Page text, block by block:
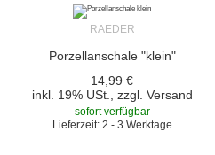
RAEDER
Porzellanschale "klein"
14,99 €
inkl. 19% USt., zzgl. Versand
sofort verfügbar
Lieferzeit: 2 - 3 Werktage